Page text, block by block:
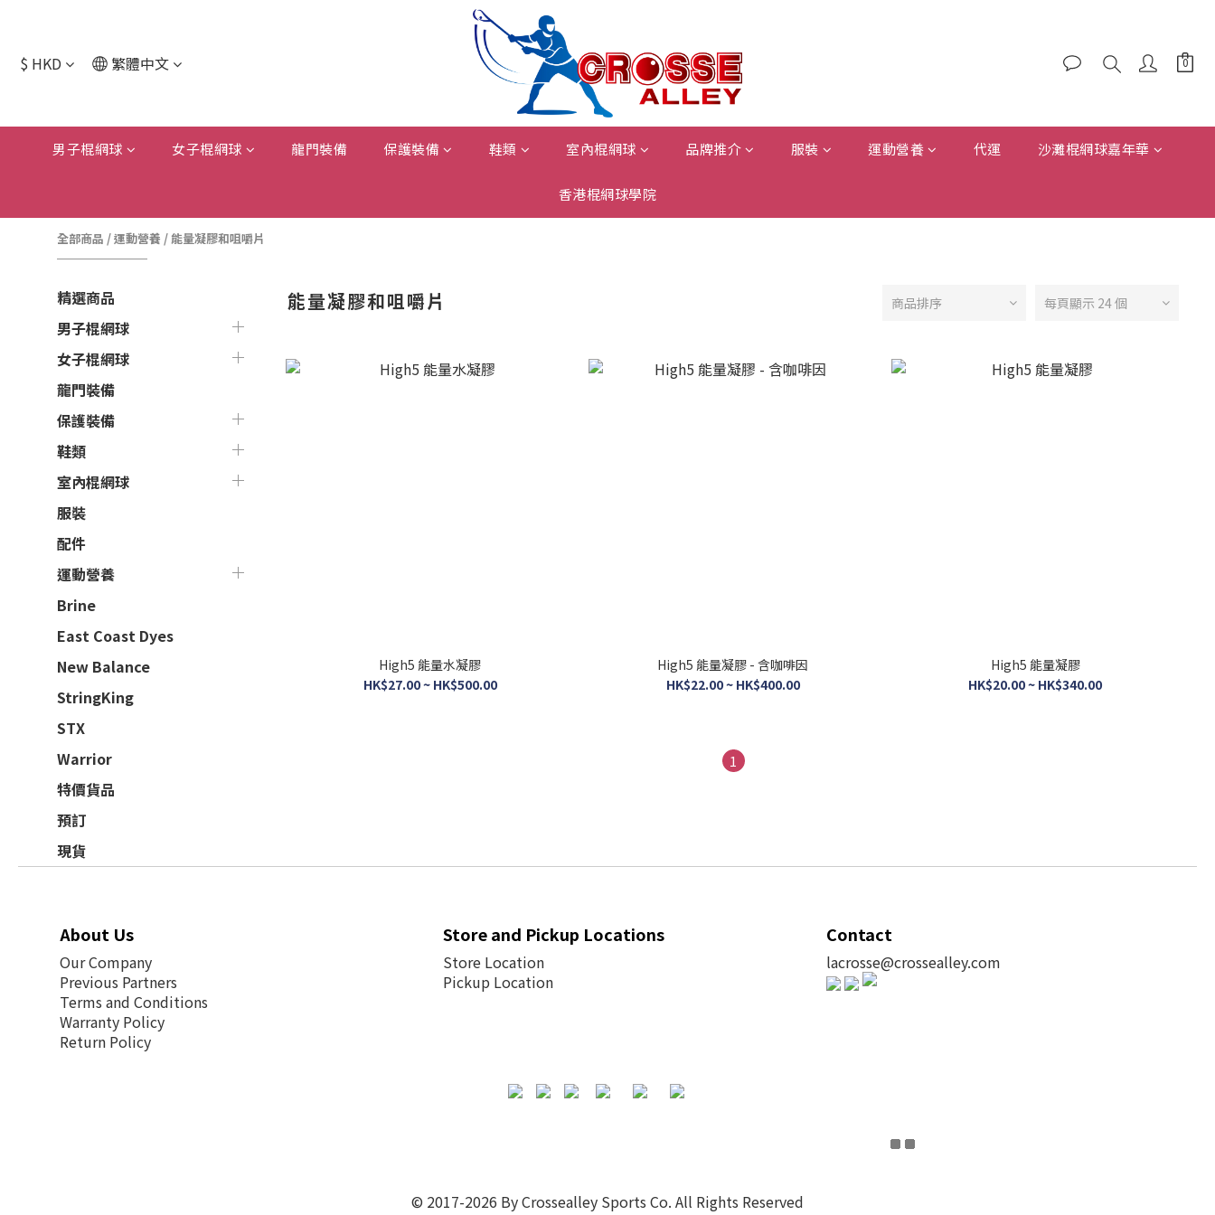
$ HKD 繁體中文
男子棍網球 女子棍網球 龍門裝備 保護裝備 鞋類 室內棍網球 品牌推介 服裝 運動營養 代運 沙灘棍網球嘉年華
香港棍網球學院
全部商品 /運動營養 /能量凝膠和咀嚼片
精選商品
男子棍網球
女子棍網球
龍門裝備
保護裝備
鞋類
室內棍網球
服裝
配件
運動營養
Brine
East Coast Dyes
New Balance
StringKing
STX
Warrior
特價貨品
預訂
現貨
能量凝膠和咀嚼片 商品排序 每頁顯示 24 個
High5 能量水凝膠
HK$27.00 ~ HK$500.00
High5 能量凝膠 - 含咖啡因
HK$22.00 ~ HK$400.00
High5 能量凝膠
HK$20.00 ~ HK$340.00
1
About Us
Our Company
Previous Partners
Terms and Conditions
Warranty Policy
Return Policy
Store and Pickup Locations
Store Location
Pickup Location
Contact
lacrosse@crossealley.com
© 2017-2026 By Crossealley Sports Co. All Rights Reserved